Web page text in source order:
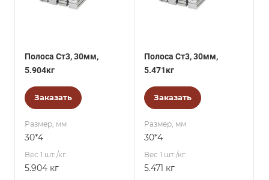
Полоса Ст3, 30мм,
5.904кг
Заказать
Размер, мм
30*4
Вес 1 шт./кг.
5.904 кг
Полоса Ст3, 30мм,
5.471кг
Заказать
Размер, мм
30*4
Вес 1 шт./кг.
5.471 кг